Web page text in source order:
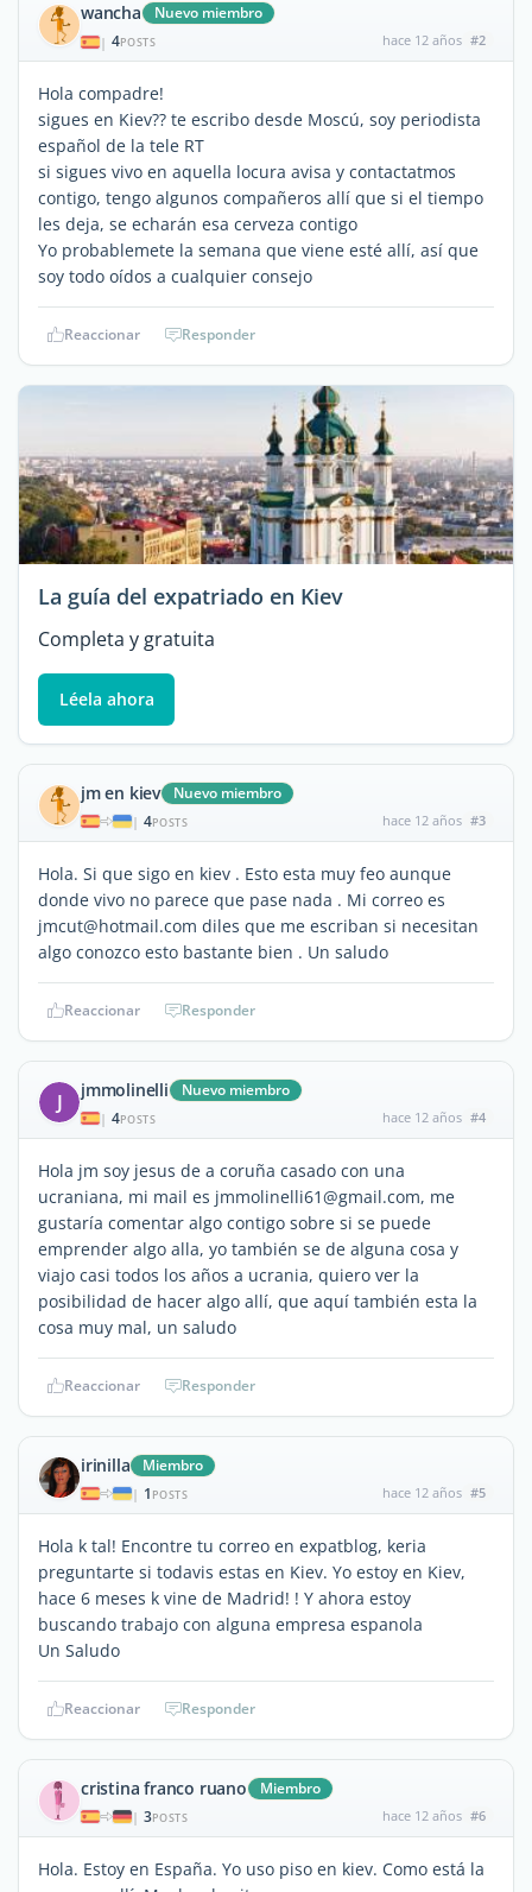
wancha Nuevo miembro
| 4POSTS hace 12 años #2
Hola compadre!
sigues en Kiev?? te escribo desde Moscú, soy periodista
español de la tele RT
si sigues vivo en aquella locura avisa y contactatmos
contigo, tengo algunos compañeros allí que si el tiempo
les deja, se echarán esa cerveza contigo
Yo probablemete la semana que viene esté allí, así que
soy todo oídos a cualquier consejo
Reaccionar Responder
La guía del expatriado en Kiev
Completa y gratuita
Léela ahora
jm en kiev Nuevo miembro
| 4POSTS hace 12 años #3
Hola. Si que sigo en kiev . Esto esta muy feo aunque
donde vivo no parece que pase nada . Mi correo es
jmcut@hotmail.com diles que me escriban si necesitan
algo conozco esto bastante bien . Un saludo
Reaccionar Responder
J jmmolinelli Nuevo miembro
| 4POSTS hace 12 años #4
Hola jm soy jesus de a coruña casado con una
ucraniana, mi mail es jmmolinelli61@gmail.com, me
gustaría comentar algo contigo sobre si se puede
emprender algo alla, yo también se de alguna cosa y
viajo casi todos los años a ucrania, quiero ver la
posibilidad de hacer algo allí, que aquí también esta la
cosa muy mal, un saludo
Reaccionar Responder
irinilla Miembro
| 1 POSTS hace 12 años #5
Hola k tal! Encontre tu correo en expatblog, keria
preguntarte si todavis estas en Kiev. Yo estoy en Kiev,
hace 6 meses k vine de Madrid! ! Y ahora estoy
buscando trabajo con alguna empresa espanola
Un Saludo
Reaccionar Responder
cristina franco ruano Miembro
| 3POSTS hace 12 años #6
Hola. Estoy en España. Yo uso piso en kiev. Como está la